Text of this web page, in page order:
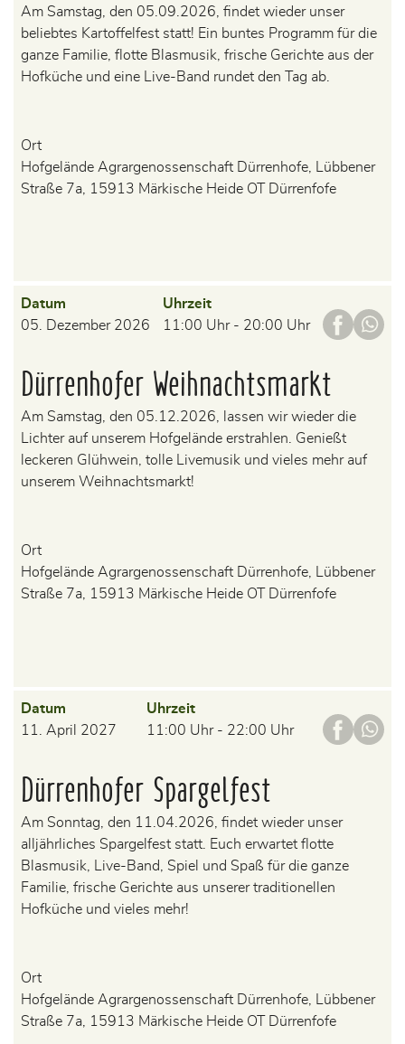
Am Samstag, den 05.09.2026, findet wieder unser
beliebtes Kartoffelfest statt! Ein buntes Programm für die
ganze Familie, flotte Blasmusik, frische Gerichte aus der
Hofküche und eine Live-Band rundet den Tag ab.
Ort
Hofgelände Agrargenossenschaft Dürrenhofe, Lübbener
Straße 7a, 15913 Märkische Heide OT Dürrenfofe
Datum
05. Dezember 2026
Uhrzeit
11:00 Uhr - 20:00 Uhr
Dürrenhofer Weihnachtsmarkt
Am Samstag, den 05.12.2026, lassen wir wieder die
Lichter auf unserem Hofgelände erstrahlen. Genießt
leckeren Glühwein, tolle Livemusik und vieles mehr auf
unserem Weihnachtsmarkt!
Ort
Hofgelände Agrargenossenschaft Dürrenhofe, Lübbener
Straße 7a, 15913 Märkische Heide OT Dürrenfofe
Datum
11. April 2027
Uhrzeit
11:00 Uhr - 22:00 Uhr
Dürrenhofer Spargelfest
Am Sonntag, den 11.04.2026, findet wieder unser
alljährliches Spargelfest statt. Euch erwartet flotte
Blasmusik, Live-Band, Spiel und Spaß für die ganze
Familie, frische Gerichte aus unserer traditionellen
Hofküche und vieles mehr!
Ort
Hofgelände Agrargenossenschaft Dürrenhofe, Lübbener
Straße 7a, 15913 Märkische Heide OT Dürrenfofe